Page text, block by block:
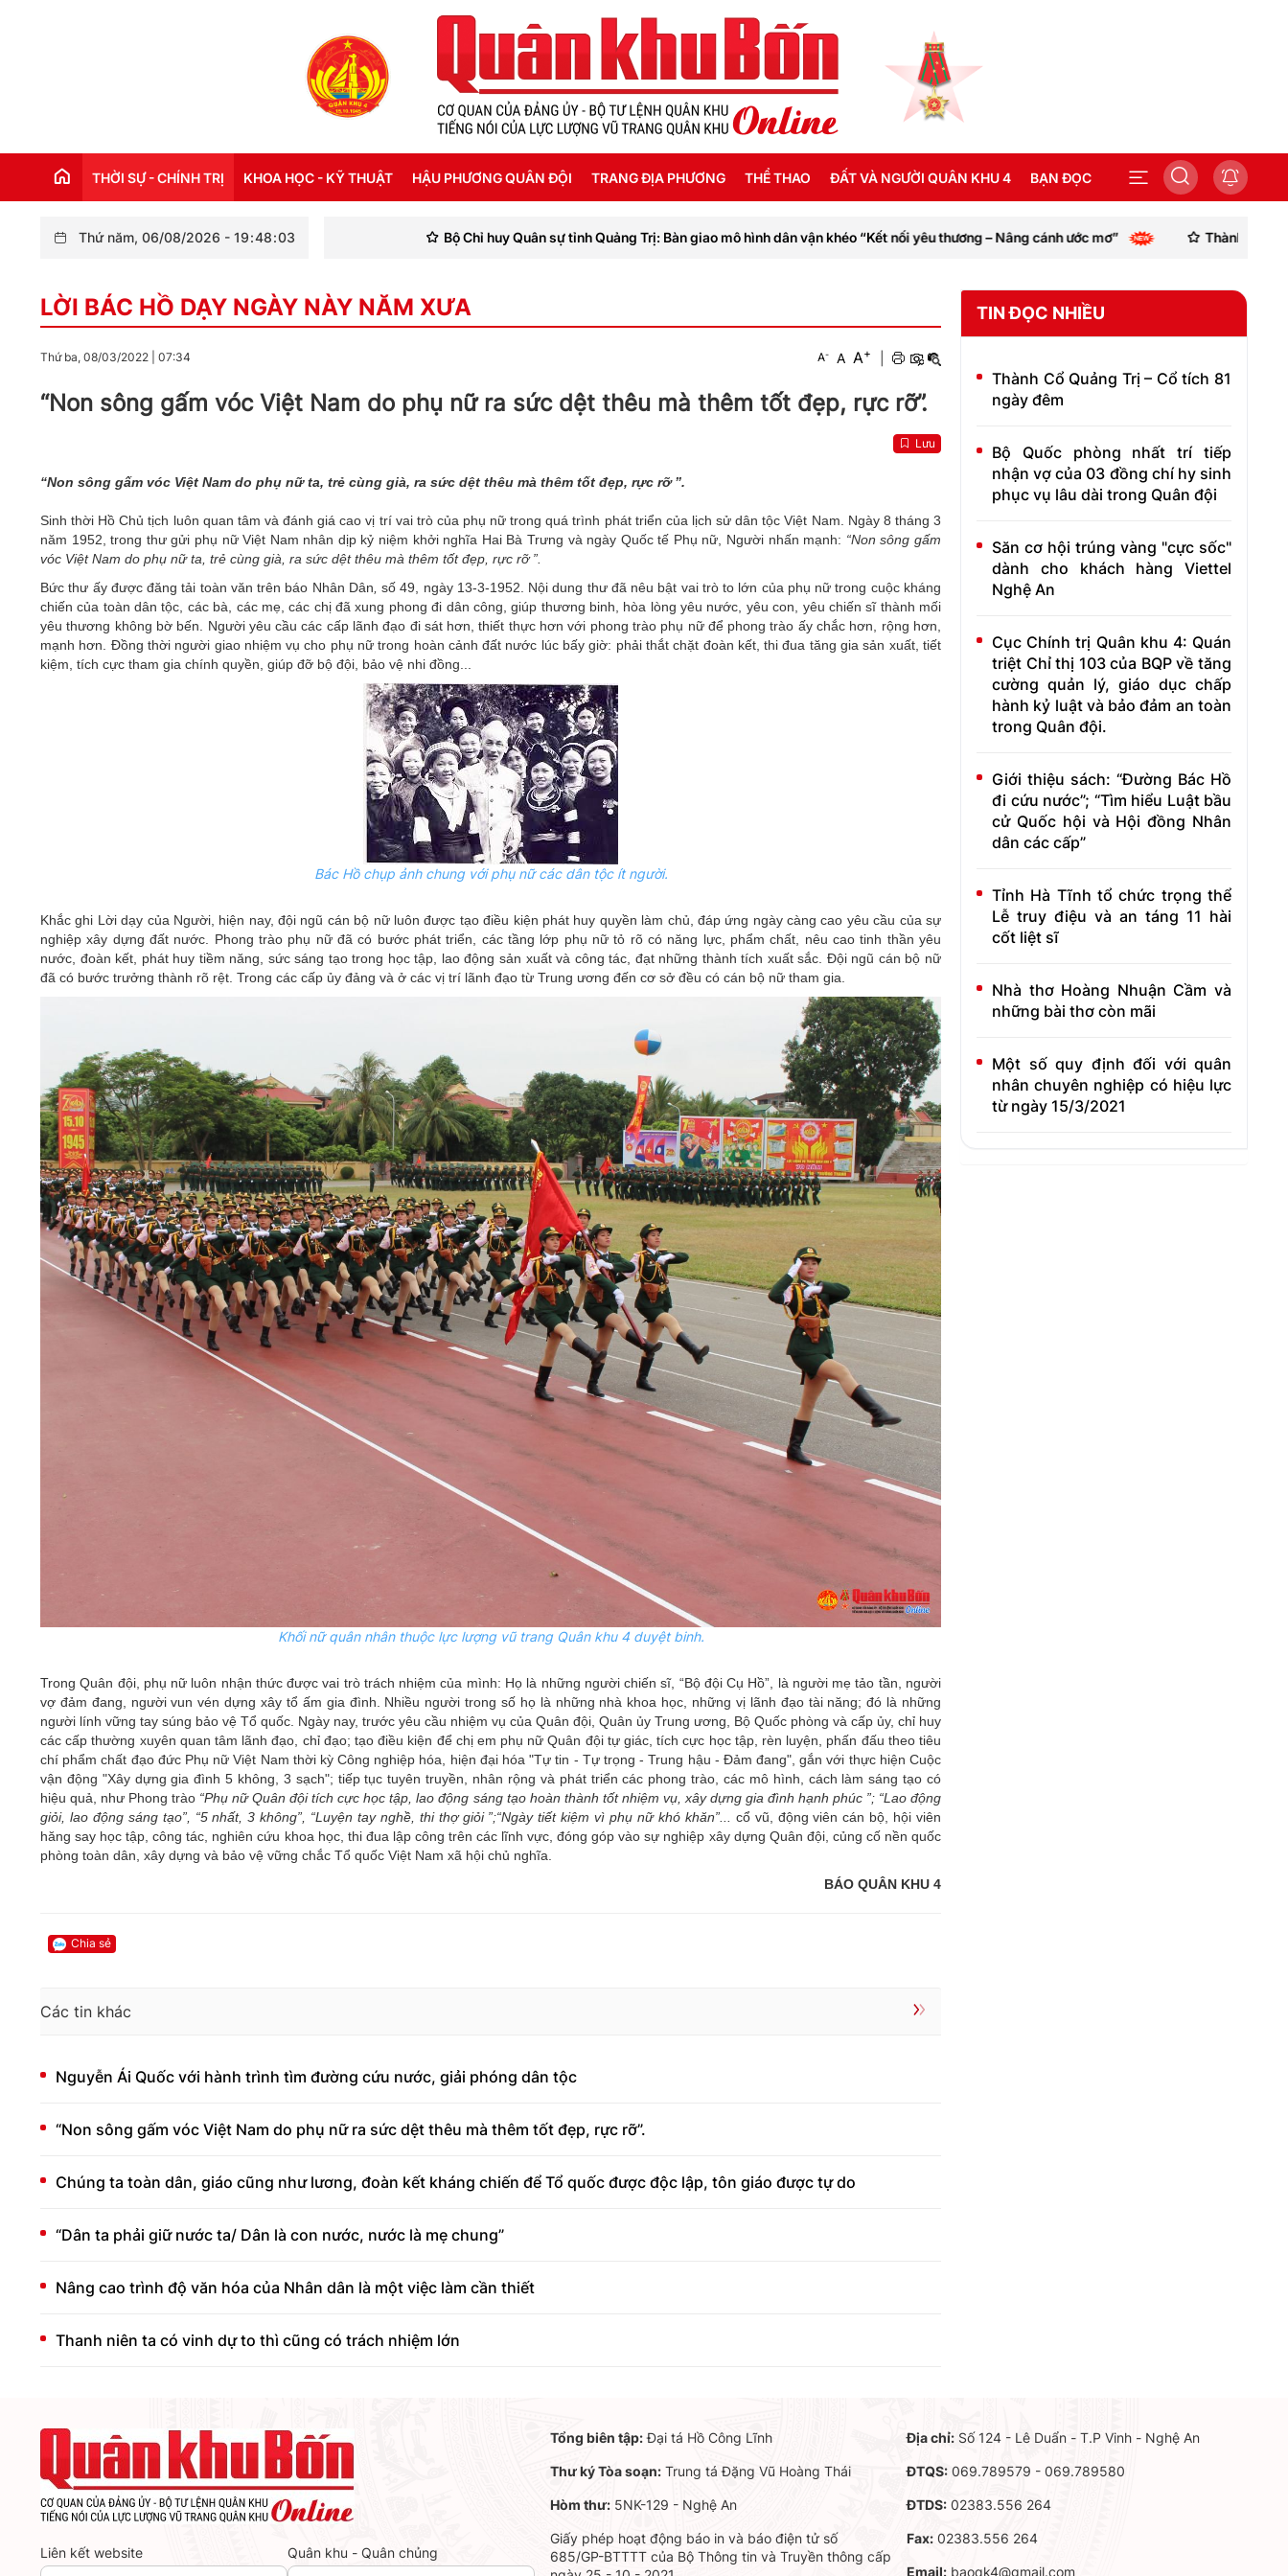
THỜI SỰ - CHÍNH TRỊ
THỜI SỰ QUỐC TẾ
KỶ NIỆM 110 NĂM NGÀY BÁC HỒ RA ĐI
CHÀO MỪNG KỶ NIỆM 75 NĂM NGÀY
TRUYỀN THỐNG LỰC LƯỢNG VŨ TRANG
QUÂN KHU 4 (15/10/1945 - 15/10/2020)
KHOA HỌC - KỸ THUẬT HẬU PHƯƠNG QUÂN ĐỘI
NHẬT KÝ CHIẾN SỸ
TRANG ĐỊA PHƯƠNG
QUẢNG TRỊ
THỂ THAO ĐẤT VÀ NGƯỜI QUÂN KHU 4 BẠN ĐỌC
Thứ năm, 06/08/2026 - 19:48:04 Bộ Chỉ huy Quân sự tỉnh Quảng Trị: Bàn giao mô hình dân vận khéo “Kết nối yêu thương – Nâng cánh ước mơ” Thành phố Huế kêu
LỜI BÁC HỒ DẠY NGÀY NÀY NĂM XƯA
Thứ ba, 08/03/2022 07:34 A- A A+
“Non sông gấm vóc Việt Nam do phụ nữ ra sức dệt thêu mà thêm tốt đẹp, rực rỡ”.
Lưu
“Non sông gấm vóc Việt Nam do phụ nữ ta, trẻ cùng già, ra sức dệt thêu mà thêm tốt đẹp, rực rỡ ”.
Sinh thời Hồ Chủ tịch luôn quan tâm và đánh giá cao vị trí vai trò của phụ nữ trong quá trình phát triển của lịch sử dân tộc Việt Nam. Ngày 8 tháng 3
năm 1952, trong thư gửi phụ nữ Việt Nam nhân dịp kỷ niệm khởi nghĩa Hai Bà Trưng và ngày Quốc tế Phụ nữ, Người nhấn mạnh: “Non sông gấm
vóc Việt Nam do phụ nữ ta, trẻ cùng già, ra sức dệt thêu mà thêm tốt đẹp, rực rỡ ”.
Bức thư ấy được đăng tải toàn văn trên báo Nhân Dân ,số 49, ngày 13-3-1952. Nội dung thư đã nêu bật vai trò to lớn của phụ nữ trong cuộc kháng
chiến của toàn dân tộc, các bà, các mẹ, các chị đã xung phong đi dân công, giúp thương binh, hòa lòng yêu nước, yêu con, yêu chiến sĩ thành mối
yêu thương không bờ bến. Người yêu cầu các cấp lãnh đạo đi sát hơn, thiết thực hơn với phong trào phụ nữ để phong trào ấy chắc hơn, rộng hơn,
mạnh hơn. Đồng thời người giao nhiệm vụ cho phụ nữ trong hoàn cảnh đất nước lúc bấy giờ: phải thắt chặt đoàn kết, thi đua tăng gia sản xuất, tiết
kiệm, tích cực tham gia chính quyền, giúp đỡ bộ đội, bảo vệ nhi đồng...
Bác Hồ chụp ảnh chung với phụ nữ các dân tộc ít người.
Khắc ghi Lời dạy của Người, hiện nay, đội ngũ cán bộ nữ luôn được tạo điều kiện phát huy quyền làm chủ, đáp ứng ngày càng cao yêu cầu của sự
nghiệp xây dựng đất nước. Phong trào phụ nữ đã có bước phát triển, các tầng lớp phụ nữ tỏ rõ có năng lực, phẩm chất, nêu cao tinh thần yêu
nước, đoàn kết, phát huy tiềm năng, sức sáng tạo trong học tập, lao động sản xuất và công tác, đạt những thành tích xuất sắc. Đội ngũ cán bộ nữ
đã có bước trưởng thành rõ rệt. Trong các cấp ủy đảng và ở các vị trí lãnh đạo từ Trung ương đến cơ sở đều có cán bộ nữ tham gia.
Khối nữ quân nhân thuộc lực lượng vũ trang Quân khu 4 duyệt binh.
Trong Quân đội, phụ nữ luôn nhận thức được vai trò trách nhiệm của mình: Họ là những người chiến sĩ, “Bộ đội Cụ Hồ”, là người mẹ tảo tần, người
vợ đảm đang, người vun vén dựng xây tổ ấm gia đình. Nhiều người trong số họ là những nhà khoa học, những vị lãnh đạo tài năng; đó là những
người lính vững tay súng bảo vệ Tổ quốc. Ngày nay, trước yêu cầu nhiệm vụ của Quân đội, Quân ủy Trung ương, Bộ Quốc phòng và cấp ủy, chỉ huy
các cấp thường xuyên quan tâm lãnh đạo, chỉ đạo; tạo điều kiện để chị em phụ nữ Quân đội tự giác, tích cực học tập, rèn luyện, phấn đấu theo tiêu
chí phẩm chất đạo đức Phụ nữ Việt Nam thời kỳ Công nghiệp hóa, hiện đại hóa "Tự tin - Tự trọng - Trung hậu - Đảm đang", gắn với thực hiện Cuộc
vận động "Xây dựng gia đình 5 không, 3 sạch"; tiếp tục tuyên truyền, nhân rộng và phát triển các phong trào, các mô hình, cách làm sáng tạo có
hiệu quả, như Phong trào “Phụ nữ Quân đội tích cực học tập, lao động sáng tạo hoàn thành tốt nhiệm vụ, xây dựng gia đình hạnh phúc ”; “Lao động
giỏi, lao động sáng tạo”, “5 nhất, 3 không”, “Luyện tay nghề, thi thợ giỏi ”;“Ngày tiết kiệm vì phụ nữ khó khăn”... cổ vũ, động viên cán bộ, hội viên
hăng say học tập, công tác, nghiên cứu khoa học, thi đua lập công trên các lĩnh vực, đóng góp vào sự nghiệp xây dựng Quân đội, củng cố nền quốc
phòng toàn dân, xây dựng và bảo vệ vững chắc Tổ quốc Việt Nam xã hội chủ nghĩa.
BÁO QUÂN KHU 4
Chia sẻ
Các tin khác
Nguyễn Ái Quốc với hành trình tìm đường cứu nước, giải phóng dân tộc
“Non sông gấm vóc Việt Nam do phụ nữ ra sức dệt thêu mà thêm tốt đẹp, rực rỡ”.
Chúng ta toàn dân, giáo cũng như lương, đoàn kết kháng chiến để Tổ quốc được độc lập, tôn giáo được tự do
“Dân ta phải giữ nước ta/ Dân là con nước, nước là mẹ chung”
Nâng cao trình độ văn hóa của Nhân dân là một việc làm cần thiết
Thanh niên ta có vinh dự to thì cũng có trách nhiệm lớn
TIN ĐỌC NHIỀU
Thành Cổ Quảng Trị – Cổ tích 81
ngày đêm
Bộ Quốc phòng nhất trí tiếp
nhận vợ của 03 đồng chí hy sinh
phục vụ lâu dài trong Quân đội
Săn cơ hội trúng vàng "cực sốc"
dành cho khách hàng Viettel
Nghệ An
Cục Chính trị Quân khu 4: Quán
triệt Chỉ thị 103 của BQP về tăng
cường quản lý, giáo dục chấp
hành kỷ luật và bảo đảm an toàn
trong Quân đội.
Giới thiệu sách: “Đường Bác Hồ
đi cứu nước”; “Tìm hiểu Luật bầu
cử Quốc hội và Hội đồng Nhân
dân các cấp”
Tỉnh Hà Tĩnh tổ chức trọng thể
Lễ truy điệu và an táng 11 hài
cốt liệt sĩ
Nhà thơ Hoàng Nhuận Cầm và
những bài thơ còn mãi
Một số quy định đối với quân
nhân chuyên nghiệp có hiệu lực
từ ngày 15/3/2021
Liên kết website Quân khu - Quân chủng
Tổng biên tập:Đại tá Hồ Công Lĩnh
Thư ký Tòa soạn:Trung tá Đặng Vũ Hoàng Thái
Hòm thư:5NK-129 - Nghệ An
Giấy phép hoạt động báo in và báo điện tử số
685/GP-BTTTT của Bộ Thông tin và Truyền thông cấp
Địa chỉ:Số 124 - Lê Duẩn - T.P Vinh - Nghệ An
ĐTQS:069.789579 - 069.789580
ĐTDS:02383.556 264
Fax:02383.556 264
Email:baoqk4@gmail.com